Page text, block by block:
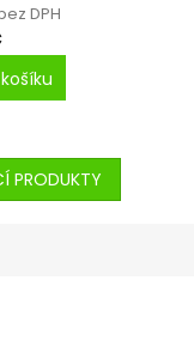
DPH
PRODUKTY